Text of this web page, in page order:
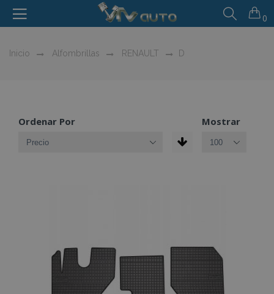
0
Inicio Alfombrillas RENAULT D
Ordenar Por Mostrar